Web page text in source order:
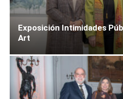
Exposición Intimidades
Art